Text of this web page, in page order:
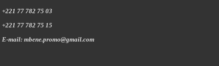
+221 77 782 75 03
+221 77 782 75 15
E-mail: mbene.promo@gmail.com